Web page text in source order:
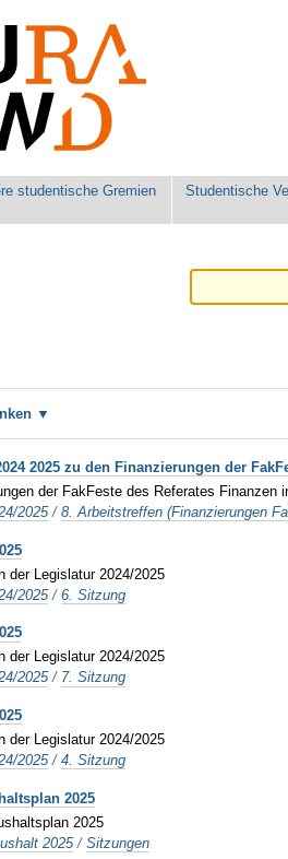
studentische Gremien Studentische
2025 zu den Finanzierungen der
der FakFeste des Referates Finanzen
2025 /8. Arbeitstreffen (Finanzierungen
der Legislatur 2024/2025
2025 /6. Sitzung
der Legislatur 2024/2025
2025 / 7. Sitzung
der Legislatur 2024/2025
2025 /4. Sitzung
2025
2025
2025 /Sitzungen